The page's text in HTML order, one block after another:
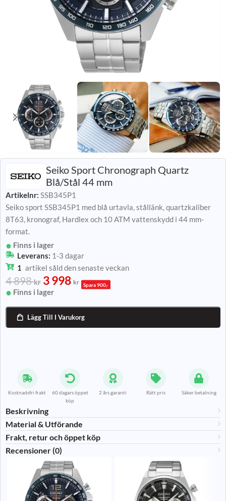
Seiko Sport Chronograph Quartz
Blå/Stål 44 mm
Artikelnr: SSB345P1
Seiko sport SSB345P1 med blå urtavla, stållänk, quartzkaliber
8T63, kronograf, Hardlex och 10 ATM vattenskydd i 44 mm-
format.
Finns i lager
Leverans: 1-3 dagar
1 artikel såld den senaste veckan
4 898kr 3 998 kr Spara 900,-
Finns i lager
 Lägg Till I Varukorg
Kostnadsfri frakt
60 dagars öppet
köp
2 års garanti Rätt pris Säker betalning
Beskrivning
Material & Utförande​
Frakt, retur och öppet köp
Recensioner (0)